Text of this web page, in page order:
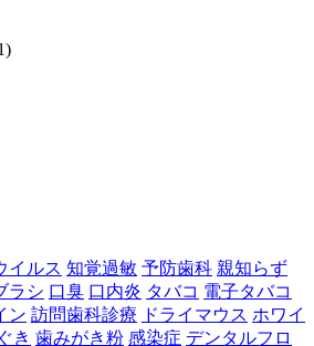
イルス 知覚過敏 予防歯科 親知らず
ラシ 口臭 口内炎 タバコ 電子タバコ
ン 訪問歯科診療 ドライマウス ホワイ
き 歯みがき粉 感染症 デンタルフロ